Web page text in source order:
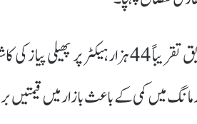
رپورٹ کے مطابق تقریباً 44 ہزار
مانگ میں کمی کے باعث بازار میں